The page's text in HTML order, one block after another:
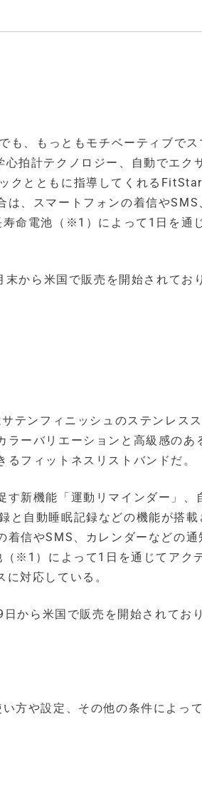
、もっともモチベーティブでス
拍計テクノロジー、自動でエク
とともに指導してくれる
、スマートフォンの着信や
命電池（※1）によって1日を通
から米国で販売を開始されてお
テンフィニッシュのステンレス
ーバリエーションと高級感のあ
フィットネスリストバンドだ。
新機能「運動リマインダー」、
自動睡眠記録などの機能が搭載
信やSMS、カレンダーなどの
※1）によって1日を通じてアク
対応している。
から米国で販売を開始されてお
や設定、その他の条件によっ